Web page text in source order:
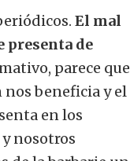
El mal
presenta de
parece que
nos beneficia y el
en los
nosotros